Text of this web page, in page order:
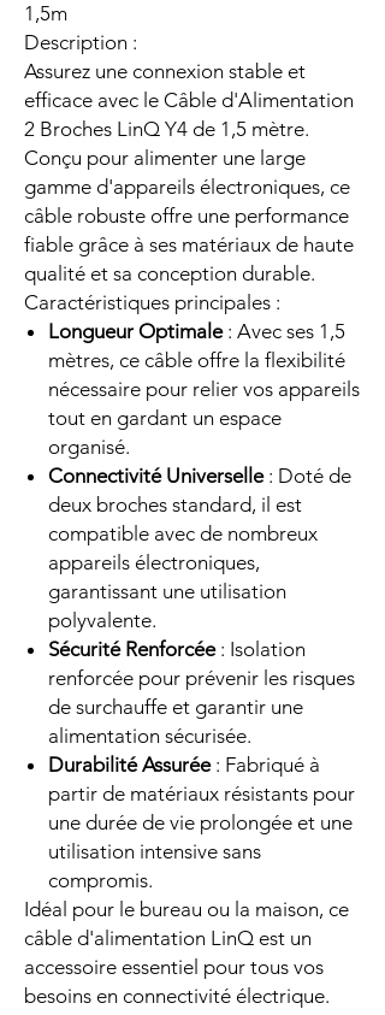
1,5m
Description :
Assurez une connexion stable et
efficace avec le Câble d'Alimentation
2 Broches LinQ Y4 de 1,5 mètre.
Conçu pour alimenter une large
gamme d'appareils électroniques, ce
câble robuste offre une performance
fiable grâce à ses matériaux de haute
qualité et sa conception durable.
Caractéristiques principales :
Longueur Optimale: Avec ses 1,5
mètres, ce câble offre la flexibilité
nécessaire pour relier vos appareils
tout en gardant un espace
organisé.
Connectivité Universelle: Doté de
deux broches standard, il est
compatible avec de nombreux
appareils électroniques,
garantissant une utilisation
polyvalente.
Sécurité Renforcée: Isolation
renforcée pour prévenir les risques
de surchauffe et garantir une
alimentation sécurisée.
Durabilité Assurée: Fabriqué à
partir de matériaux résistants pour
une durée de vie prolongée et une
utilisation intensive sans
compromis.
Idéal pour le bureau ou la maison, ce
câble d'alimentation LinQ est un
accessoire essentiel pour tous vos
besoins en connectivité électrique.